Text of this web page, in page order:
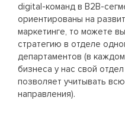
digital-команд в B2B-
ориентированы на
маркетинге, то можете
стратегию в отделе
департаментов (в
бизнеса у нас свой
позволяет учитывать
направления).